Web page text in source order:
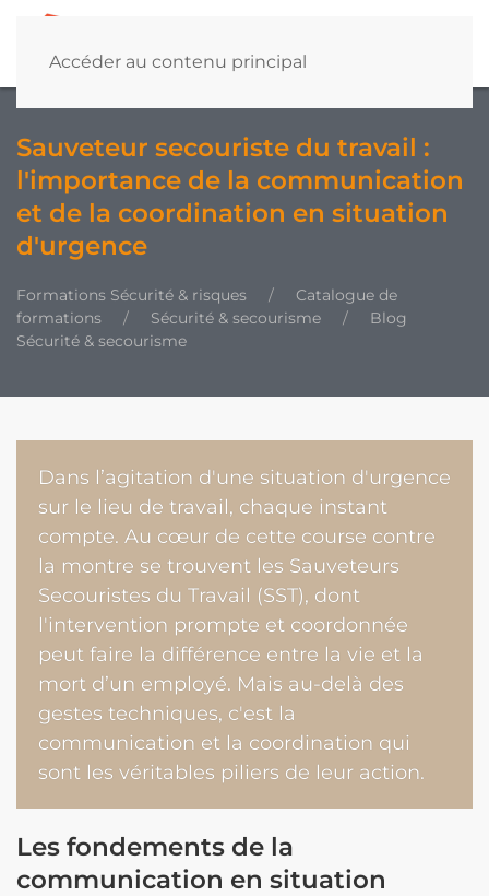
Accéder au contenu principal
Sauveteur secouriste du travail :
l'importance de la communication
et de la coordination en situation
d'urgence
Formations Sécurité & risques
Catalogue de
formations
Sécurité & secourisme
Blog
Sécurité & secourisme
Dans l’agitation d'une situation d'urgence
sur le lieu de travail, chaque instant
compte. Au cœur de cette course contre
la montre se trouvent les Sauveteurs
Secouristes du Travail (SST), dont
l'intervention prompte et coordonnée
peut faire la différence entre la vie et la
mort d’un employé. Mais au-delà des
gestes techniques, c'est la
communication et la coordination qui
sont les véritables piliers de leur action.
Les fondements de la
communication en situation